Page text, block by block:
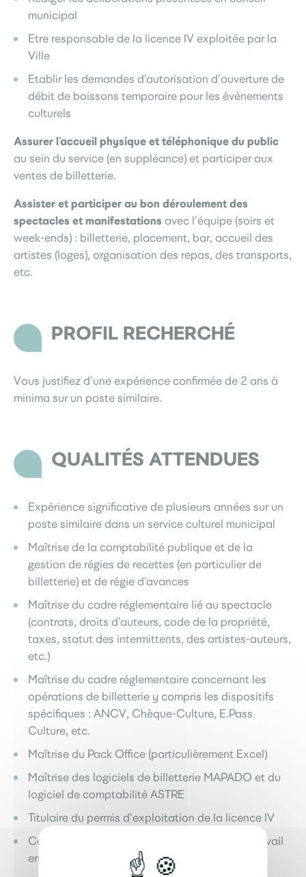
municipal
Etre responsable de la licence IV exploitée par la
Ville
Etablir les demandes d’autorisation d’ouverture de
débit de boissons temporaire pour les événements
culturels
Assurer l’accueil physique et téléphonique du public
au sein du service (en suppléance) et participer aux
ventes de billetterie.
Assister et participer au bon déroulement des
spectacles et manifestations avec l’équipe (soirs et
week-ends) : billetterie, placement, bar, accueil des
artistes (loges), organisation des repas, des transports,
etc.
PROFIL RECHERCHÉ
Vous justifiez d’une expérience confirmée de 2 ans à
minima sur un poste similaire.
QUALITÉS ATTENDUES
Expérience significative de plusieurs années sur un
poste similaire dans un service culturel municipal
Maîtrise de la comptabilité publique et de la
gestion de régies de recettes (en particulier de
billetterie) et de régie d’avances
Maîtrise du cadre réglementaire lié au spectacle
(contrats, droits d’auteurs, code de la propriété,
taxes, statut des intermittents, des artistes-auteurs,
etc.)
Maîtrise du cadre réglementaire concernant les
opérations de billetterie y compris les dispositifs
spécifiques : ANCV, Chèque-Culture, E.Pass
Culture, etc.
Maîtrise du Pack Office (particulièrement Excel)
Maîtrise des logiciels de billetterie MAPADO et du
logiciel de comptabilité ASTRE
Titulaire du permis d’exploitation de la licence IV
Connaissance du droit social et du droit du travail
en vigueur pour le spectacle vivant